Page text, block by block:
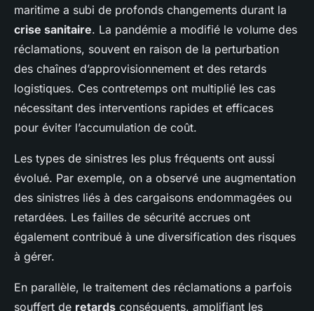
maritime a subi de profonds changements durant la
crise sanitaire. La pandémie a modifié le volume des
réclamations, souvent en raison de la perturbation
des chaînes d’approvisionnement et des retards
logistiques. Ces contretemps ont multiplié les cas
nécessitant des interventions rapides et efficaces
pour éviter l’accumulation de coût.
Les types de sinistres les plus fréquents ont aussi
évolué. Par exemple, on a observé une augmentation
des sinistres liés à des cargaisons endommagées ou
retardées. Les failles de sécurité accrues ont
également contribué à une diversification des risques
à gérer.
En parallèle, le traitement des réclamations a parfois
souffert de retards conséquents, amplifiant les